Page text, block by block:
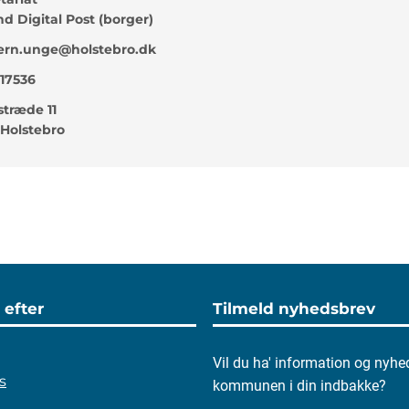
Digital Post (borger)
11
efter Tilmeld nyhedsbrev
Vil du ha' information og
kommunen i din indbakke?